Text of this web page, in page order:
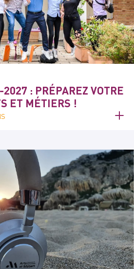
: PRÉPAREZ VOTRE
ET MÉTIERS !